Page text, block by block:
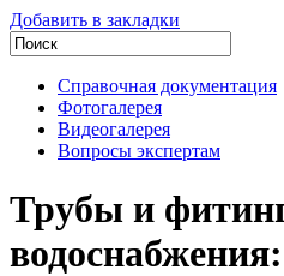
Добавить в закладки
Справочная документация
Фотогалерея
Видеогалерея
Вопросы экспертам
Трубы и
водоснабжения: